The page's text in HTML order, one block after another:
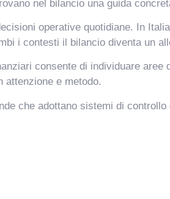
nel bilancio una guida
operative quotidiane. In
i contesti il bilancio diventa un
consente di individuare
attenzione e metodo.
che adottano sistemi di